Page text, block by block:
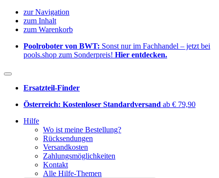
zur Navigation
zum Inhalt
zum Warenkorb
Poolroboter von BWT: Sonst nur im Fachhandel – jetzt bei
pools.shop zum Sonderpreis! Hier entdecken.
Ersatzteil-Finder
Österreich: Kostenloser Standardversand ab € 79,90
Hilfe
Wo ist meine Bestellung?
Rücksendungen
Versandkosten
Zahlungsmöglichkeiten
Kontakt
Alle Hilfe-Themen